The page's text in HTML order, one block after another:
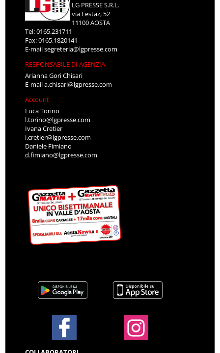
LG PRESSE S.R.L.
via Festaz, 52
11100 AOSTA
Tel: 0165.231711
Fax: 0165.1820141
E-mailsegreteria@lgpresse.com
RESPONSABILE DI AGENZIA
Arianna Gori Chisari
E-maila.chisari@lgpresse.com
Account
Luca Torino
l.torino@lgpresse.com
Ivana Cretier
i.cretier@lgpresse.com
Daniele Fimiano
d.fimiano@lgpresse.com